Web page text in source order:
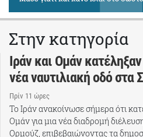
Στην κατηγορία
Ιράν και Ομάν
νέα ναυτιλιακή οδό στα
Πρίν 11 ώρες
Το Ιράν ανακοίνωσε σήμερα ότι
Ομάν για μια νέα διαδρομή
Ορμούζ, επιβεβαιώνοντας τα